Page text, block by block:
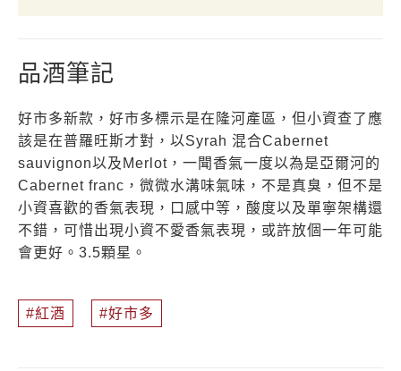
品酒筆記
好市多新款，好市多標示是在隆河產區，但小資查了應
該是在普羅旺斯才對，以Syrah 混合Cabernet
sauvignon以及Merlot，一聞香氣一度以為是亞爾河的
Cabernet franc，微微水溝味氣味，不是真臭，但不是
小資喜歡的香氣表現，口感中等，酸度以及單寧架構還
不錯，可惜出現小資不愛香氣表現，或許放個一年可能
會更好。3.5顆星。
紅酒 好市多